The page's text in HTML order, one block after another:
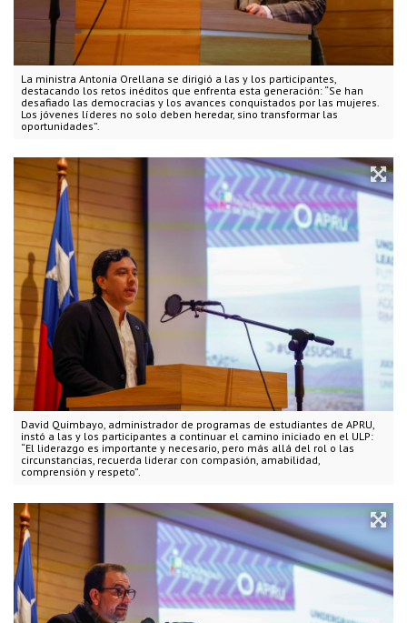
La ministra Antonia Orellana se dirigió a las y los participantes,
destacando los retos inéditos que enfrenta esta generación: “Se han
desafiado las democracias y los avances conquistados por las mujeres.
Los jóvenes líderes no solo deben heredar, sino transformar las
oportunidades”.
David Quimbayo, administrador de programas de estudiantes de APRU,
instó a las y los participantes a continuar el camino iniciado en el ULP:
“El liderazgo es importante y necesario, pero más allá del rol o las
circunstancias, recuerda liderar con compasión, amabilidad,
comprensión y respeto”.